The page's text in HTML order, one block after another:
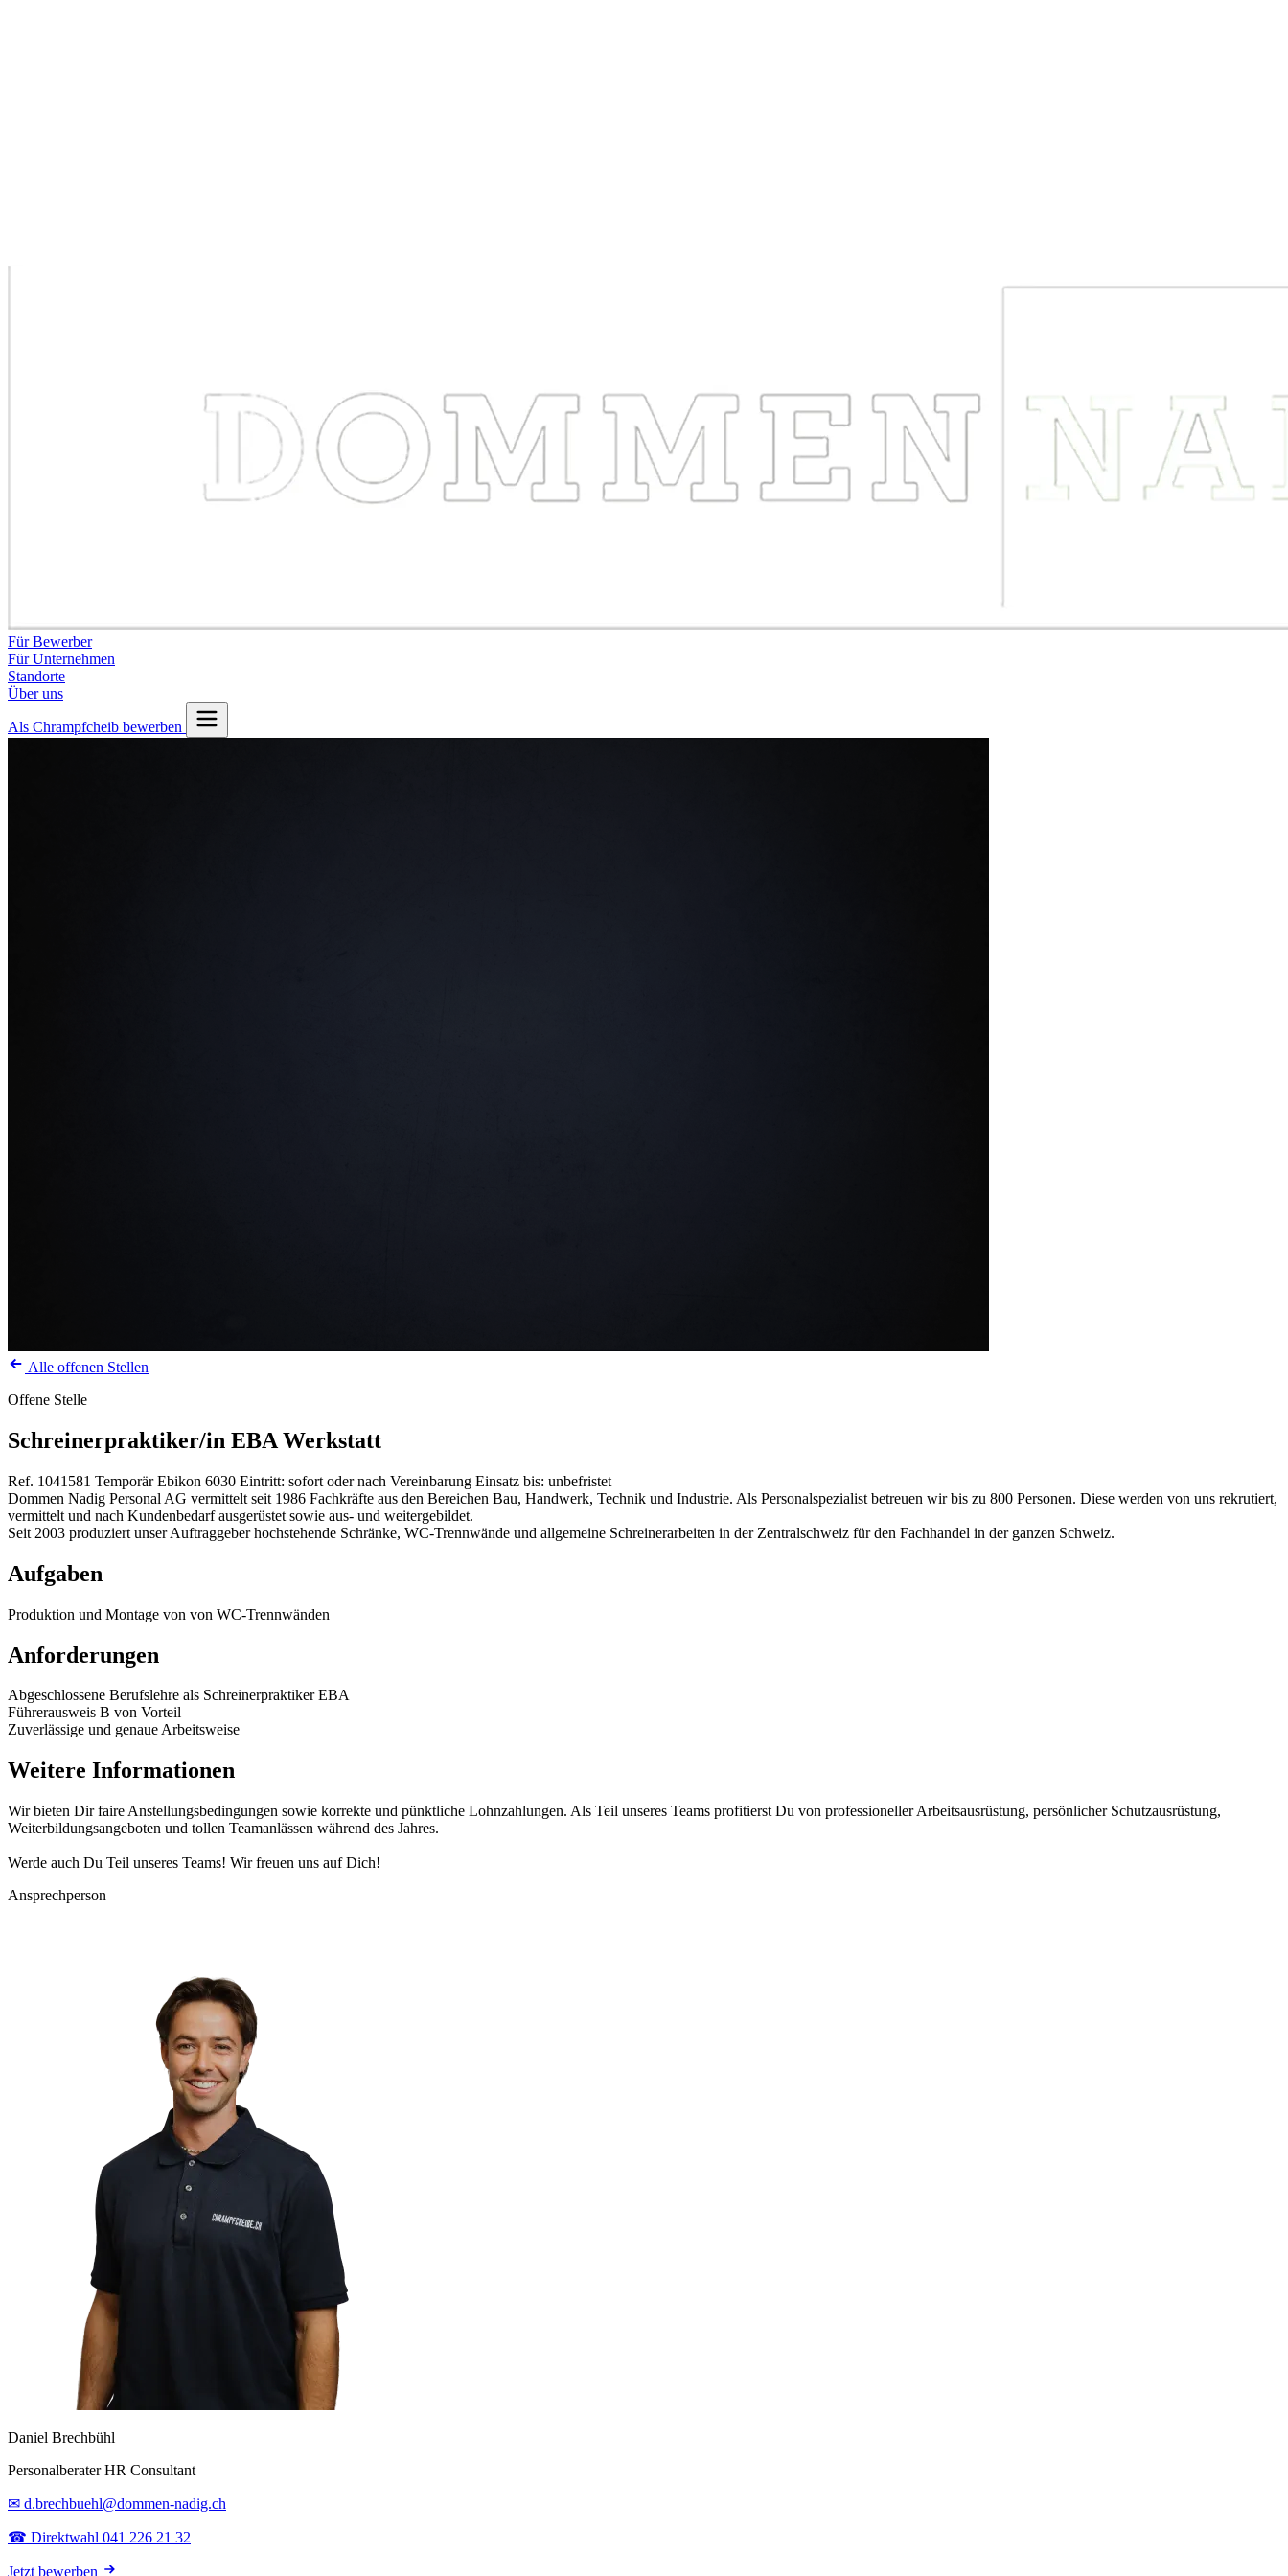
Für Bewerber
Für Unternehmen
Standorte
Über uns
Als Chrampfcheib bewerben
Alle offenen Stellen
Offene Stelle
Schreinerpraktiker/in EBA Werkstatt
Ref. 1041581 Temporär Ebikon 6030 Eintritt: sofort oder nach Vereinbarung Einsatz bis: unbefristet
Dommen Nadig Personal AG vermittelt seit 1986 Fachkräfte aus den Bereichen Bau, Handwerk, Technik und Industrie. Als Personalspezialist betreuen wir bis zu 800 Personen. Diese werden von uns rekrutiert,
vermittelt und nach Kundenbedarf ausgerüstet sowie aus- und weitergebildet.
Seit 2003 produziert unser Auftraggeber hochstehende Schränke, WC-Trennwände und allgemeine Schreinerarbeiten in der Zentralschweiz für den Fachhandel in der ganzen Schweiz.
Aufgaben
Produktion und Montage von von WC-Trennwänden
Anforderungen
Abgeschlossene Berufslehre als Schreinerpraktiker EBA
Führerausweis B von Vorteil
Zuverlässige und genaue Arbeitsweise
Weitere Informationen
Wir bieten Dir faire Anstellungsbedingungen sowie korrekte und pünktliche Lohnzahlungen. Als Teil unseres Teams profitierst Du von professioneller Arbeitsausrüstung, persönlicher Schutzausrüstung,
Weiterbildungsangeboten und tollen Teamanlässen während des Jahres.
Werde auch Du Teil unseres Teams! Wir freuen uns auf Dich!
Ansprechperson
Daniel Brechbühl
Personalberater HR Consultant
✉ d.brechbuehl@dommen-nadig.ch
☎ Direktwahl 041 226 21 32
Jetzt bewerben